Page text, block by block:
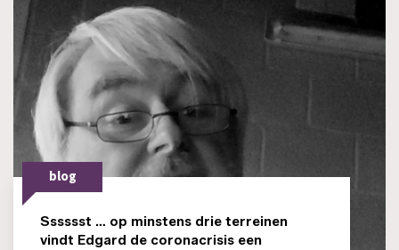
blog
Sssssst … op minstens drie terreinen
vindt Edgard de coronacrisis een